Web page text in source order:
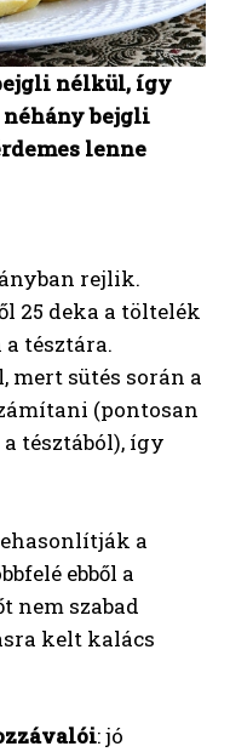
nélkül, így
bejgli
lenne
rejlik.
25 deka a töltelék
a tésztára.
mert sütés során a
(pontosan
tésztából), így
a
ebből a
nem szabad
kelt kalács
: jó